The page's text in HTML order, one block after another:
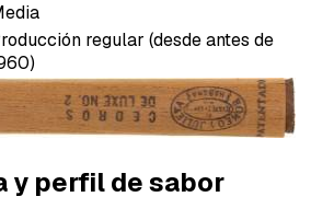
regular (desde antes de
y perfil de sabor